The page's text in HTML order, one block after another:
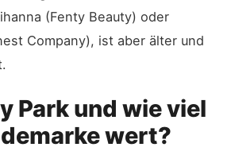
(Fenty Beauty) oder
Company), ist aber älter und
Park und wie viel
wert?